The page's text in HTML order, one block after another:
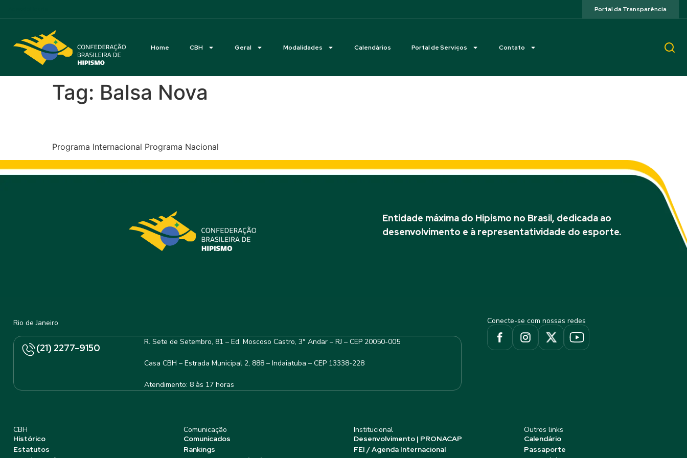
Portal da Transparência
Home CBH Geral Modalidades Calendários Portal de Serviços Contato
Tag: Balsa Nova
Programa Internacional Programa Nacional
Entidade máxima do Hipismo no Brasil, dedicada ao
desenvolvimento e à representatividade do esporte.
Rio de Janeiro
(21) 2277-9150
R. Sete de Setembro, 81 – Ed. Moscoso Castro, 3° Andar – RJ – CEP 20050-005
Casa CBH – Estrada Municipal 2, 888 – Indaiatuba – CEP 13338-228
Atendimento: 8 às 17 horas
Conecte-se com nossas redes
CBH
Histórico
Estatutos
Comunicação
Comunicados
Rankings
Institucional
Desenvolvimento | PRONACAP
FEI / Agenda Internacional
Outros links
Calendário
Passaporte